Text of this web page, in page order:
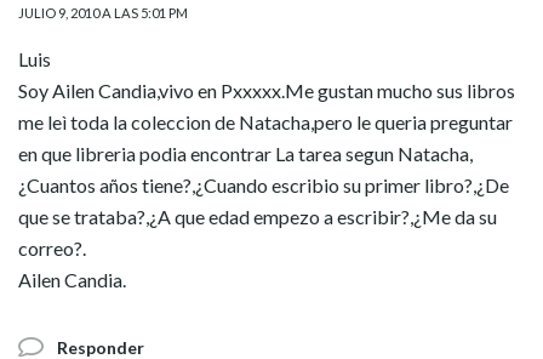
JULIO 9, 2010 A LAS 5:01 PM
Luis
Soy Ailen Candia,vivo en Pxxxxx.Me gustan mucho sus libros
me leì toda la coleccion de Natacha,pero le queria preguntar
en que libreria podia encontrar La tarea segun Natacha,
¿Cuantos años tiene?,¿Cuando escribio su primer libro?,¿De
que se trataba?,¿A que edad empezo a escribir?,¿Me da su
correo?.
Ailen Candia.
Responder